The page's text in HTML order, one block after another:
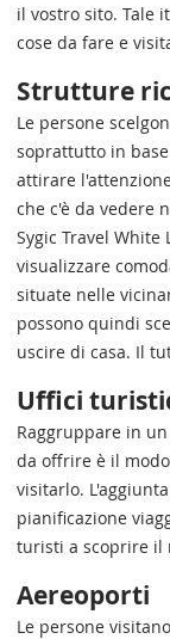
il vostro sito. Tale
cose da fare e
Strutture
Le persone
soprattutto in
attirare
che c'è da vedere
Sygic Travel
visualizzare
situate nelle
possono quindi
uscire di casa. Il
Uffici
Raggruppare in
da offrire è il
visitarlo.
pianificazione
turisti a scoprire il
Aereoporti
Le persone